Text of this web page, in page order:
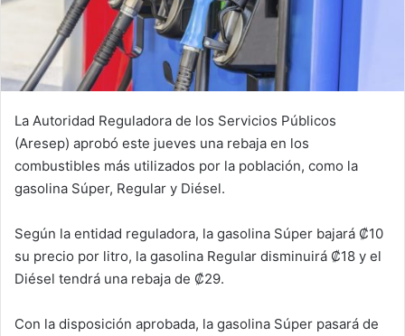
La Autoridad Reguladora de los Servicios Públicos
(Aresep) aprobó este jueves una rebaja en los
combustibles más utilizados por la población, como la
gasolina Súper, Regular y Diésel.
Según la entidad reguladora, la gasolina Súper bajará ₡10
su precio por litro, la gasolina Regular disminuirá ₡18 y el
Diésel tendrá una rebaja de ₡29.
Con la disposición aprobada, la gasolina Súper pasará de